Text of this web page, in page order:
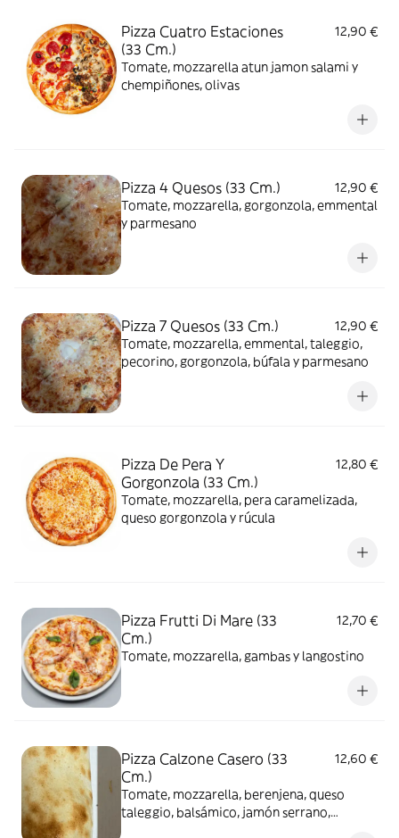
Pizza Cuatro Estaciones
(33 Cm.)
12,90 €
Tomate, mozzarella atun jamon salami y
chempiñones, olivas
Pizza 4 Quesos (33 Cm.)
12,90 €
Tomate, mozzarella, gorgonzola, emmental
y parmesano
Pizza 7 Quesos (33 Cm.)
12,90 €
Tomate, mozzarella, emmental, taleggio,
pecorino, gorgonzola, búfala y parmesano
Pizza De Pera Y
Gorgonzola (33 Cm.)
12,80 €
Tomate, mozzarella, pera caramelizada,
queso gorgonzola y rúcula
Pizza Frutti Di Mare (33
Cm.)
12,70 €
Tomate, mozzarella, gambas y langostino
Pizza Calzone Casero (33
Cm.)
12,60 €
Tomate, mozzarella, berenjena, queso
taleggio, balsámico, jamón serrano,